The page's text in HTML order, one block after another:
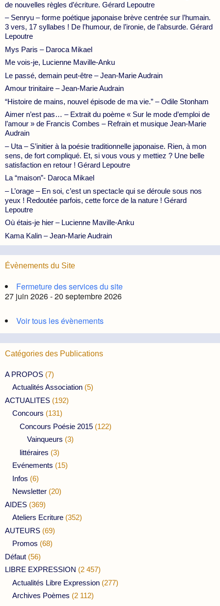
de nouvelles règles d’écriture. Gérard Lepoutre
– Senryu – forme poétique japonaise brève centrée sur l’humain.
3 vers, 17 syllabes ! De l’humour, de l’ironie, de l’absurde. Gérard
Lepoutre
Mys Paris – Daroca Mikael
Me vois-je, Lucienne Maville-Anku
Le passé, demain peut-être – Jean-Marie Audrain
Amour trinitaire – Jean-Marie Audrain
“Histoire de mains, nouvel épisode de ma vie.” – Odile Stonham
Aimer n’est pas… – Extrait du poème « Sur le mode d’emploi de
l’amour » de Francis Combes – Refrain et musique Jean-Marie
Audrain
– Uta – S’initier à la poésie traditionnelle japonaise. Rien, à mon
sens, de fort compliqué. Et, si vous vous y mettiez ? Une belle
satisfaction en retour ! Gérard Lepoutre
La “maison”- Daroca Mikael
– L’orage – En soi, c’est un spectacle qui se déroule sous nos
yeux ! Redoutée parfois, cette force de la nature ! Gérard
Lepoutre
Où étais-je hier – Lucienne Maville-Anku
Kama Kalin – Jean-Marie Audrain
Évènements du Site
Fermeture des services du site
27 juin 2026 - 20 septembre 2026
Voir tous les évènements
Catégories des Publications
A PROPOS (7)
Actualités Association (5)
ACTUALITES (192)
Concours (131)
Concours Poésie 2015 (122)
Vainqueurs (3)
littéraires (3)
Evénements (15)
Infos (6)
Newsletter (20)
AIDES (369)
Ateliers Ecriture (352)
AUTEURS (69)
Promos (68)
Défaut (56)
LIBRE EXPRESSION (2 457)
Actualités Libre Expression (277)
Archives Poèmes (2 112)